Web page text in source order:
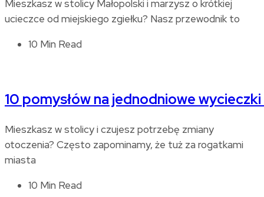
Mieszkasz w stolicy Małopolski i marzysz o krótkiej
ucieczce od miejskiego zgiełku? Nasz przewodnik to
10 Min Read
10 pomysłów na jednodniowe
Mieszkasz w stolicy i czujesz potrzebę zmiany
otoczenia? Często zapominamy, że tuż za rogatkami
miasta
10 Min Read